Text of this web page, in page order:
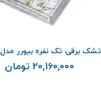
تشک برقی تک نفره بیورر مدل UB33
20,160,000 تومان